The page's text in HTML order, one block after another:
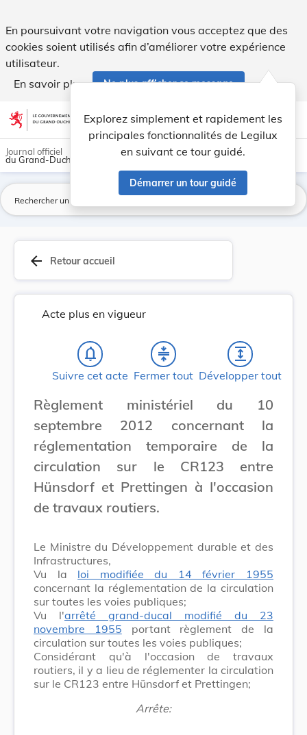
En poursuivant votre navigation vous acceptez que des
cookies soient utilisés afin d’améliorer votre expérience
utilisateur.
En savoir plus
Ne plus afficher ce message
Aller au contenu account_circle help Aide
Explorez simplement et rapidement les
principales fonctionnalités de Legilux
en suivant ce tour guidé.
Démarrer un tour guidé
light_mode dark_mode
Journal officiel
du Grand-Duché de Luxembourg
arrow_back Retour accueil
Acte plus en vigueur
notifications_none
Suivre cet acte
compress
Fermer tout
expand
Développer tout
Règlement ministériel du 10
septembre 2012 concernant la
réglementation temporaire de la
circulation sur le CR123 entre
Hünsdorf et Prettingen à I'occasion
de travaux routiers.
Le Ministre du Développement durable et des
Infrastructures,
Vu la loi modifiée du 14 février 1955
concernant la réglementation de la circulation
sur toutes les voies publiques;
Vu l'arrêté grand-ducal modifié du 23
novembre 1955 portant règlement de la
circulation sur toutes les voies publiques;
Considérant qu'à l'occasion de travaux
routiers, il y a lieu de réglementer la circulation
sur le CR123 entre Hünsdorf et Prettingen;
Arrête: